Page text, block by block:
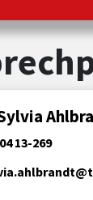
13-269